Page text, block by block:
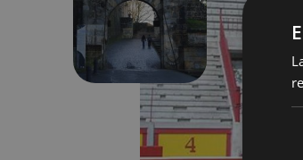
Previous